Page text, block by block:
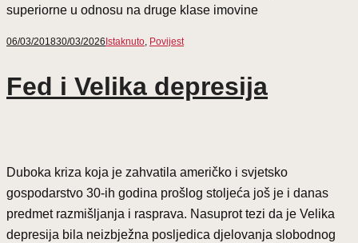
superiorne u odnosu na druge klase imovine
06/03/201830/03/2026 Istaknuto, Povijest
Fed i Velika depresija
Duboka kriza koja je zahvatila američko i svjetsko
gospodarstvo 30-ih godina prošlog stoljeća još je i danas
predmet razmišljanja i rasprava. Nasuprot tezi da je Velika
depresija bila neizbježna posljedica djelovanja slobodnog